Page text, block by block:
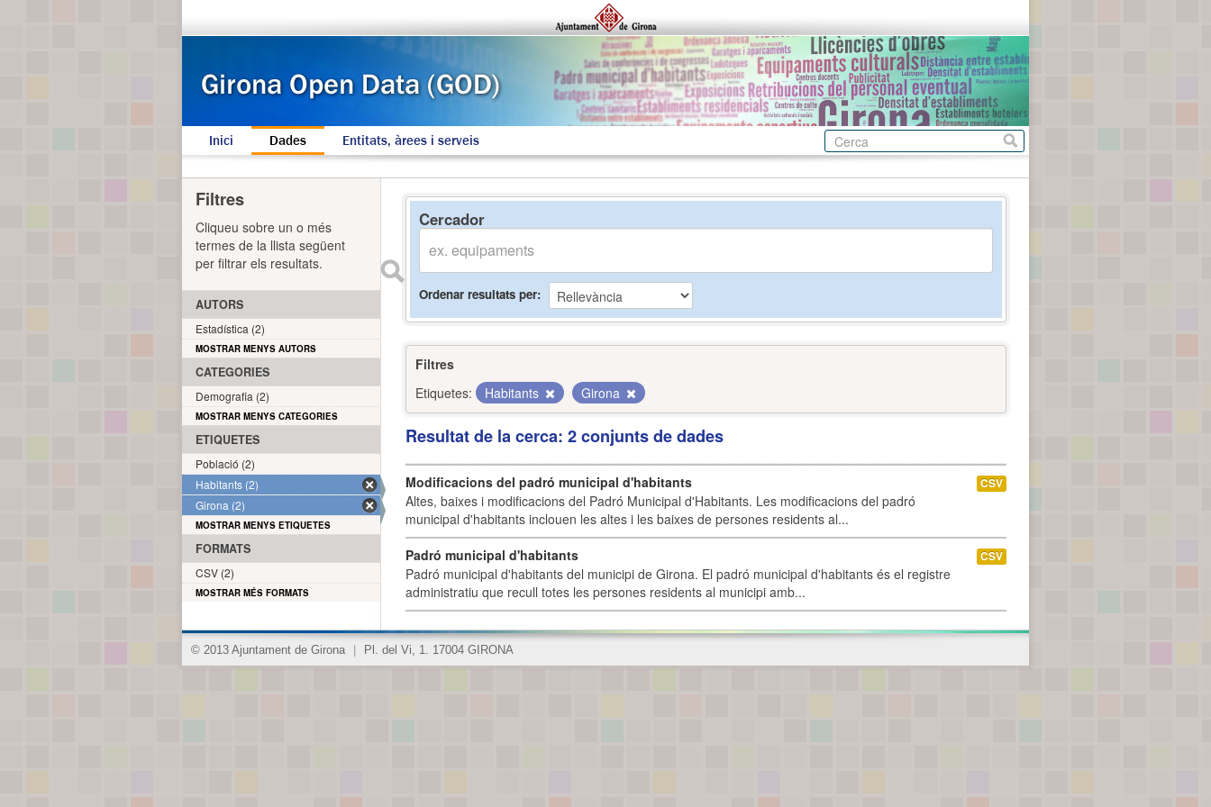
Inici Dades Entitats, àrees i serveis
Cercador
Ordenar resultats per
Filtres
Etiquetes:
Habitants Girona
Resultat de la cerca: 2 conjunts de dades
Modificacions del padró municipal d'habitants
Altes, baixes i modificacions del Padró Municipal d'Habitants. Les modificacions del padró
municipal d'habitants inclouen les altes i les baixes de persones residents al...
CSV
Padró municipal d'habitants
Padró municipal d'habitants del municipi de Girona. El padró municipal d'habitants és el registre
administratiu que recull totes les persones residents al municipi amb...
CSV
Filtres
Cliqueu sobre un o més
termes de la llista següent
per filtrar els resultats.
AUTORS
Estadística (2)
MOSTRAR MENYS AUTORS
CATEGORIES
Demografia (2)
MOSTRAR MENYS CATEGORIES
ETIQUETES
Població (2)
Habitants (2)
Girona (2)
MOSTRAR MENYS ETIQUETES
FORMATS
CSV (2)
MOSTRAR MÉS FORMATS
© 2013 Ajuntament de Girona Pl. del Vi, 1. 17004 GIRONA